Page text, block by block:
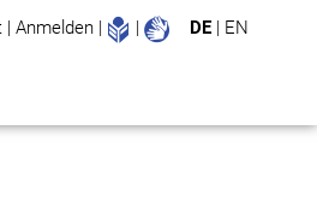
| Anmelden | Leichte Sprache
| DE | EN